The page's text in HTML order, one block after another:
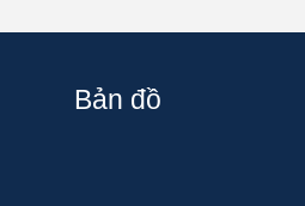
Bản đồ